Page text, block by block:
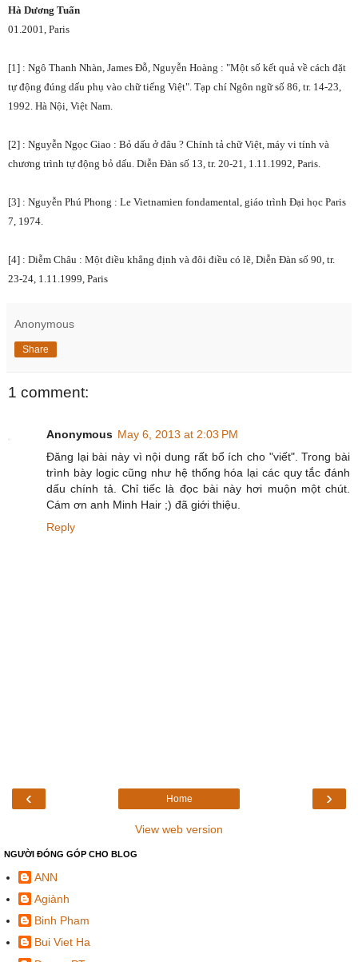
Hà Dương Tuấn
01.2001, Paris
[1] : Ngô Thanh Nhàn, James Đỗ, Nguyễn Hoàng : "Một số kết quả về cách đặt
tự động đúng dấu phụ vào chữ tiếng Việt". Tạp chí Ngôn ngữ số 86, tr. 14-23,
1992. Hà Nội, Việt Nam.
[2] : Nguyễn Ngọc Giao : Bỏ dấu ở đâu ? Chính tả chữ Việt, máy vi tính và
chương trình tự động bỏ dấu. Diễn Đàn số 13, tr. 20-21, 1.11.1992, Paris.
[3] : Nguyễn Phú Phong : Le Vietnamien fondamental, giáo trình Đại học Paris
7, 1974.
[4] : Diễm Châu : Một điều khẳng định và đôi điều có lẽ, Diễn Đàn số 90, tr.
23-24, 1.11.1999, Paris
Anonymous
Share
1 comment:
Anonymous May 6, 2013 at 2:03 PM
Đăng lại bài này vì nội dung rất bổ ích cho "viết". Trong bài
trình bày logic cũng như hệ thống hóa lại các quy tắc đánh
dấu chính tả. Chỉ tiếc là đọc bài này hơi muộn một chút.
Cám ơn anh Minh Hair ;) đã giới thiệu.
Reply
‹ ›
Home
View web version
NGƯỜI ĐÓNG GÓP CHO BLOG
ANN
Agiành
Binh Pham
Bui Viet Ha